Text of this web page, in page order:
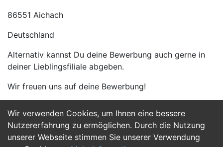
Wir verwenden Cookies, um Ihnen eine bessere
Nutzererfahrung zu ermöglichen. Durch die Nutzung
unserer Webseite stimmen Sie unserer Verwendung
86551 Aichach
Deutschland
Alternativ kannst Du deine Bewerbung auch gerne in
deiner Lieblingsfiliale abgeben.
Wir freuen uns auf deine Bewerbung!
Jetzt Bewerben